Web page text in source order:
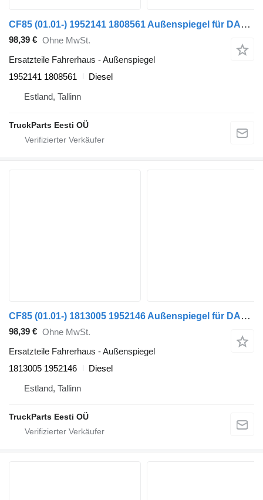
CF85 (01.01-) 1952141 1808561 Außenspiegel für DAF LF45, LF55, LF180, CF65, CF75, CF85 (2001-) Sattelzugmaschine
98,39 € Ohne MwSt.
Ersatzteile Fahrerhaus - Außenspiegel
1952141 1808561
Diesel
Estland, Tallinn
TruckParts Eesti OÜ
CF85 (01.01-) 1813005 1952146 Außenspiegel für DAF LF45, LF55, LF180, CF65, CF75, CF85 (2001-) Sattelzugmaschine
98,39 € Ohne MwSt.
Ersatzteile Fahrerhaus - Außenspiegel
1813005 1952146
Diesel
Estland, Tallinn
TruckParts Eesti OÜ